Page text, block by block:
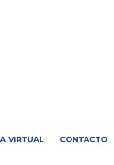
VIRTUAL CONTACTO